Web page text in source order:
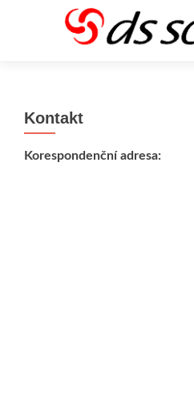
Kontakt
Korespondenční adresa: